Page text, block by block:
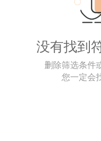
没有找到
删除筛选条件
您一定会